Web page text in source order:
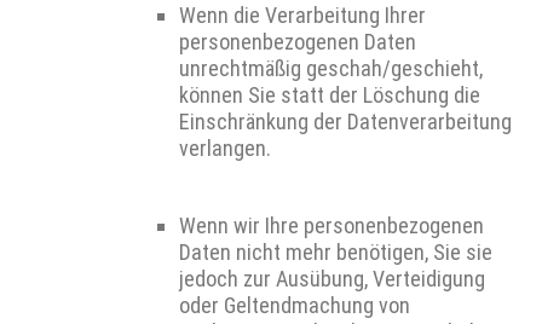
Wenn die Verarbeitung Ihrer
personenbezogenen Daten
unrechtmäßig geschah/geschieht,
können Sie statt der Löschung die
Einschränkung der Datenverarbeitung
verlangen.
Wenn wir Ihre personenbezogenen
Daten nicht mehr benötigen, Sie sie
jedoch zur Ausübung, Verteidigung
oder Geltendmachung von